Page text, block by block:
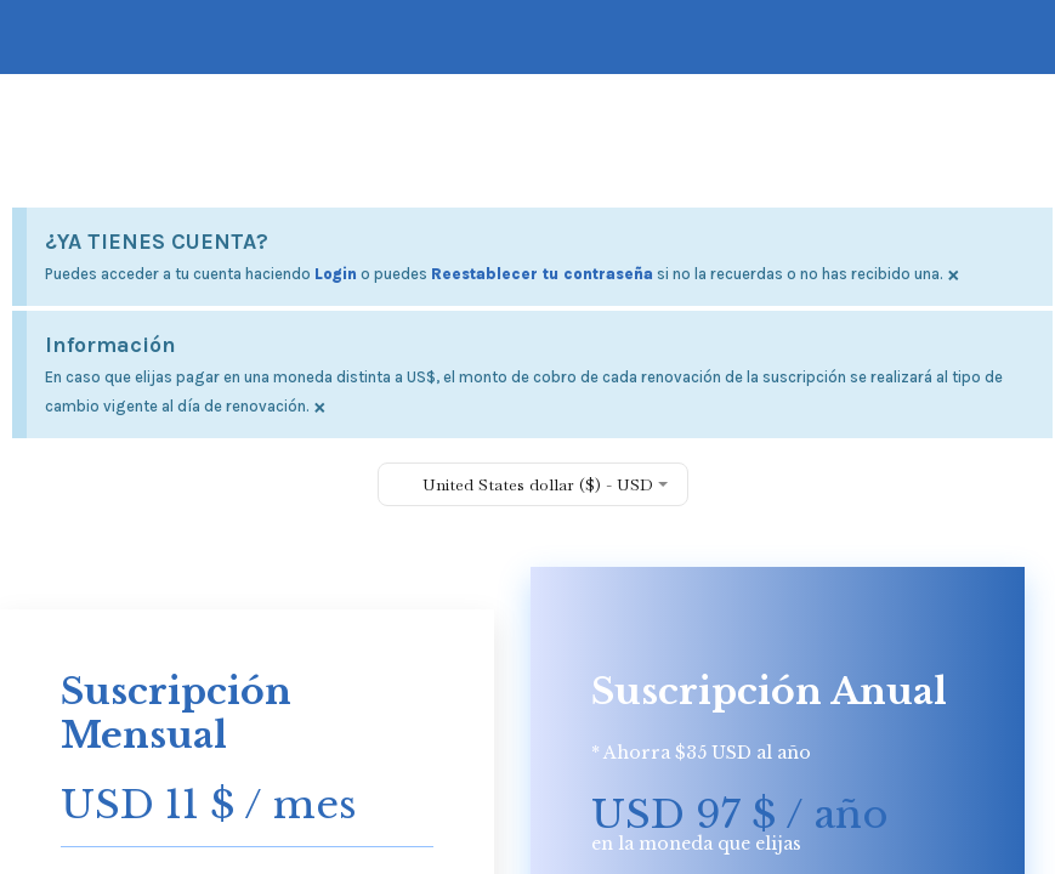
¿YA TIENES CUENTA?
Puedes acceder a tu cuenta haciendo Login o puedes Reestablecer tu contraseña si no la recuerdas o no has recibido una. ×
Información
En caso que elijas pagar en una moneda distinta a US$, el monto de cobro de cada renovación de la suscripción se realizará al tipo de
cambio vigente al día de renovación. ×
United States dollar ($) - USD
Suscripción
Mensual
USD 11 $ / mes
Suscripción Anual
* Ahorra $35 USD al año
USD 97 $ / año
en la moneda que elijas